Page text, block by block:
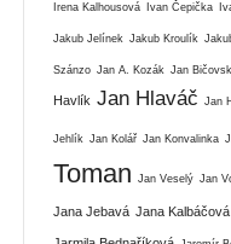
Irena Kalhousová Ivan Čepička
Jakub Jelínek Jakub Kroulík
Szánzo Jan A. Kozák Jan
Havlík Jan Hlaváč Jan
Jehlík Jan Kolář Jan Konvalinka
Toman
Jan Veselý Jan
Jana Jebavá Jana